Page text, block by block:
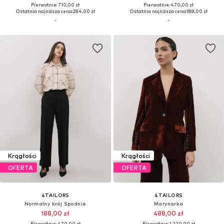
Pierwotnie: 710,00 zł
Ostatnia najniższa cena:284,00 zł
Pierwotnie: 470,00 zł
Ostatnia najniższa cena:188,00 zł
Krągłości
OFERTA
4TAILORS
Normalny krój Spodnie
188,00 zł
Krągłości
OFERTA
4TAILORS
Marynarka
488,00 zł